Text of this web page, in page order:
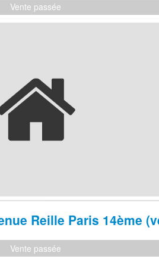
Vente passée
Reille Paris 14ème
Vente passée